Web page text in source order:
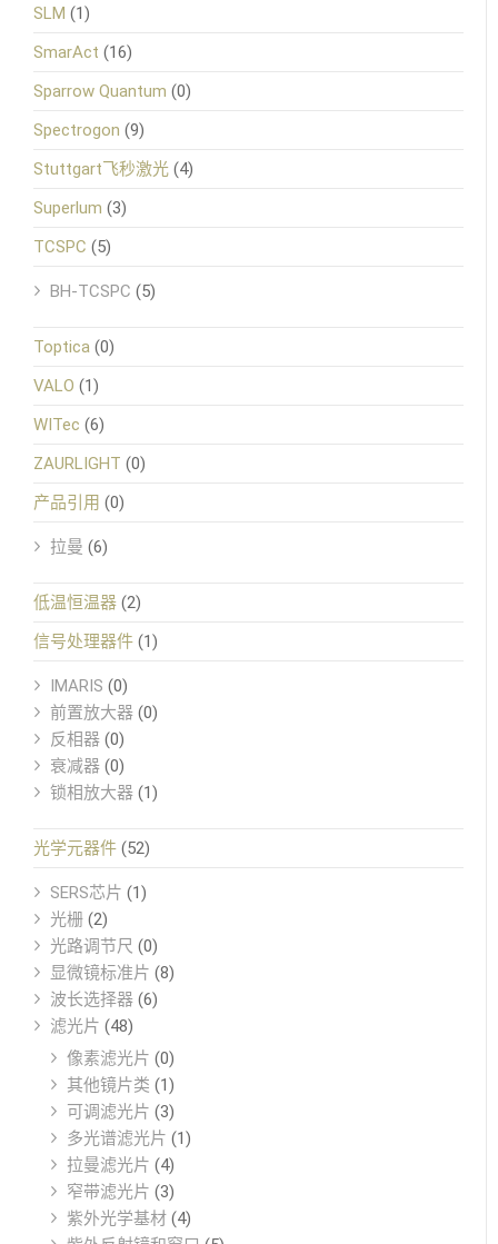
SLM (1)
SmarAct (16)
Sparrow Quantum (0)
Spectrogon (9)
Stuttgart飞秒激光 (4)
Superlum (3)
TCSPC (5)
BH-TCSPC (5)
Toptica (0)
VALO (1)
WITec (6)
ZAURLIGHT (0)
产品引用 (0)
拉曼 (6)
低温恒温器 (2)
信号处理器件 (1)
IMARIS (0)
前置放大器 (0)
反相器 (0)
衰减器 (0)
锁相放大器 (1)
光学元器件 (52)
SERS芯片 (1)
光栅 (2)
光路调节尺 (0)
显微镜标准片 (8)
波长选择器 (6)
滤光片 (48)
像素滤光片 (0)
其他镜片类 (1)
可调滤光片 (3)
多光谱滤光片 (1)
拉曼滤光片 (4)
窄带滤光片 (3)
紫外光学基材 (4)